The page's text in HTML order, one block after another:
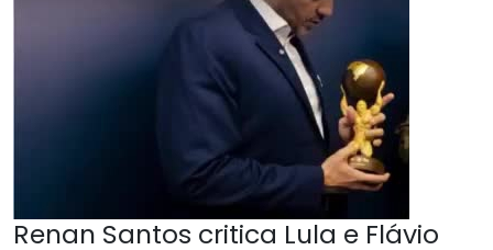
Renan Santos critica Lula e Flávio